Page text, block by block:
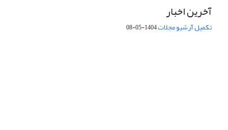
آخرین اخبار
تکمیل آرشیو مجلات1404-05-08